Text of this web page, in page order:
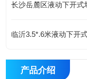
长沙岳麓区液动下开式
临沂3.5*.6米液动下开
产品介绍